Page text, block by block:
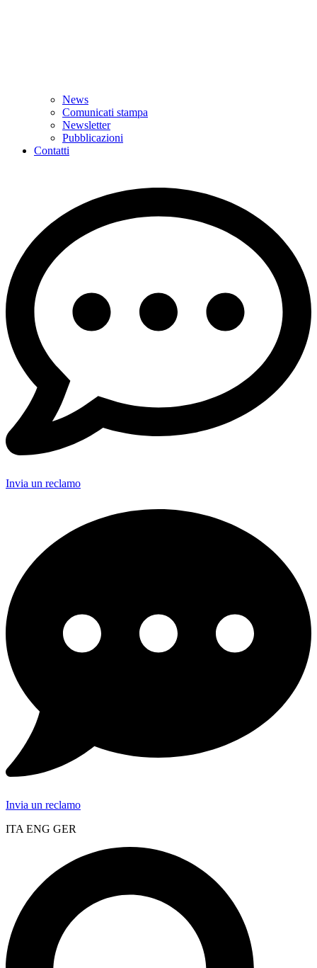
News
Comunicati stampa
Newsletter
Pubblicazioni
Contatti
Invia un reclamo
Invia un reclamo
ITA ENG GER